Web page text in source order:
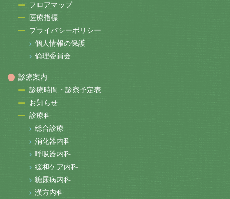
フロアマップ
医療指標
プライバシーポリシー
個人情報の保護
倫理委員会
診療案内
診療時間・診察予定表
お知らせ
診療科
総合診療
消化器内科
呼吸器内科
緩和ケア内科
糖尿病内科
漢方内科